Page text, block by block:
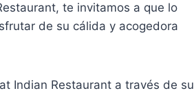
te invitamos a que lo
de su cálida y acogedora
Indian Restaurant a través de su